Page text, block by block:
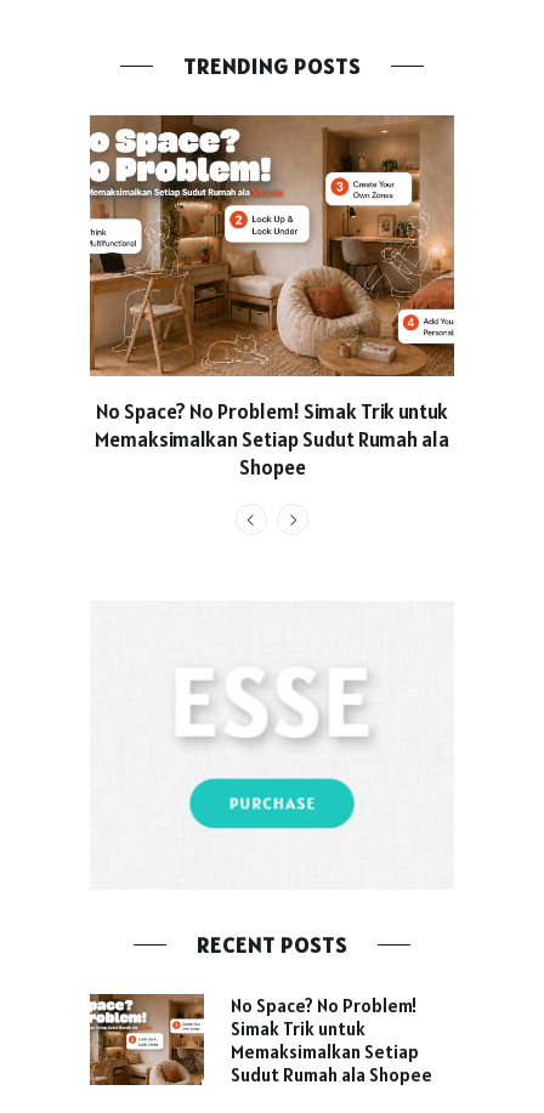
TRENDING POSTS
No Space? No Problem! Simak Trik untuk
Memaksimalkan Setiap Sudut Rumah ala
Shopee
RECENT POSTS
No Space? No Problem!
Simak Trik untuk
Memaksimalkan Setiap
Sudut Rumah ala Shopee